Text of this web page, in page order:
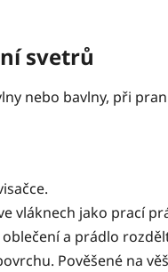
svetrů
nebo bavlny, při
vláknech jako prací
a prádlo
Pověšené na